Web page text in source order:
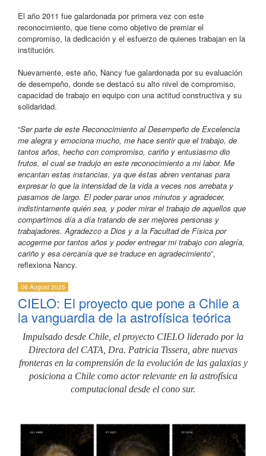
El año 2011 fue galardonada por primera vez con este
reconocimiento, que tiene como objetivo de premiar el
compromiso, la dedicación y el esfuerzo de quienes trabajan en la
institución.
Nuevamente, este año, Nancy fue galardonada por su evaluación
de desempeño, donde se destacó su alto nivel de compromiso,
capacidad de trabajo en equipo con una actitud constructiva y su
solidaridad.
“Ser parte de este Reconocimiento al Desempeño de Excelencia
me alegra y emociona mucho, me hace sentir que el trabajo, de
tantos años, hecho con compromiso, cariño y entusiasmo dio
frutos, el cual se tradujo en este reconocimiento a mi labor. Me
encantan estas instancias, ya que éstas abren ventanas para
expresar lo que la intensidad de la vida a veces nos arrebata y
pasamos de largo. El poder parar unos minutos y agradecer,
indistintamente quién sea, y poder mirar el trabajo de aquellos que
compartimos día a día tratando de ser mejores personas y
trabajadores. Agradezco a Dios y a la Facultad de Física por
acogerme por tantos años y poder entregar mi trabajo con alegría,
cariño y esa cercanía que se traduce en agradecimiento”,
reflexiona Nancy.
06 August 2025
CIELO: El proyecto que pone a Chile a
la vanguardia de la astrofísica teórica
Impulsado desde Chile, el proyecto CIELO liderado por la
Directora del CATA, Dra. Patricia Tissera, abre nuevas
fronteras en la comprensión de la evolución de las galaxias y
posiciona a Chile como actor relevante en la astrofísica
computacional desde el cono sur.